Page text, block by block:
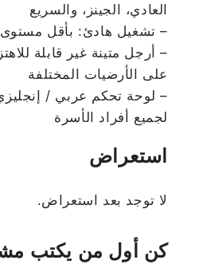
العادي، الجينز، والسريع
– تشغيل هادئ: بأقل
– أرجل متينة غير قابلة
على الأرضيات المختلفة
– لوحة تحكم عربي /
لجميع أفراد الأسرة
استعراض
لا توجد بعد استعراض.
كن أول من يكتب